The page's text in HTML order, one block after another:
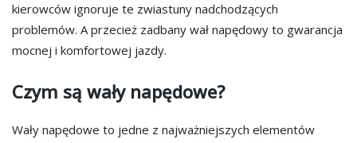
kierowców ignoruje te zwiastuny nadchodzących
problemów. A przecież zadbany wał napędowy to gwarancja
mocnej i komfortowej jazdy.
Czym są wały napędowe?
Wały napędowe to jedne z najważniejszych elementów